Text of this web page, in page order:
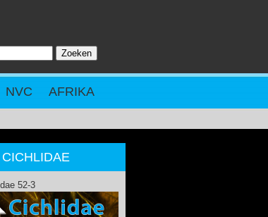
NVC AFRIKA
CICHLIDAE
52-3